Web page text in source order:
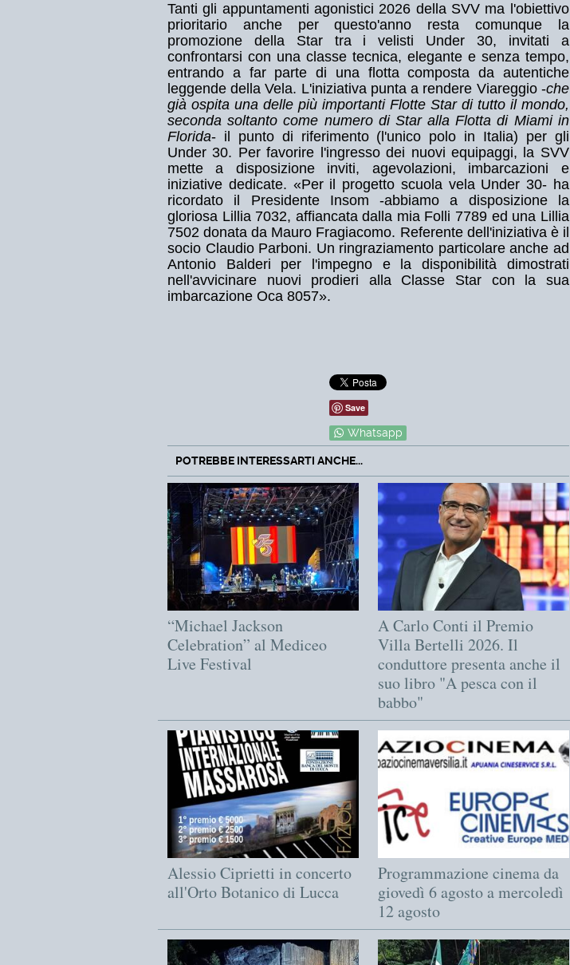
Tanti gli appuntamenti agonistici 2026 della SVV ma l'obiettivo
prioritario anche per questo'anno resta comunque la
promozione della Star tra i velisti Under 30, invitati a
confrontarsi con una classe tecnica, elegante e senza tempo,
entrando a far parte di una flotta composta da autentiche
leggende della Vela. L'iniziativa punta a rendere Viareggio -che
già ospita una delle più importanti Flotte Star di tutto il mondo,
seconda soltanto come numero di Star alla Flotta di Miami in
Florida- il punto di riferimento (l'unico polo in Italia) per gli
Under 30. Per favorire l'ingresso dei nuovi equipaggi, la SVV
mette a disposizione inviti, agevolazioni, imbarcazioni e
iniziative dedicate. «Per il progetto scuola vela Under 30- ha
ricordato il Presidente Insom -abbiamo a disposizione la
gloriosa Lillia 7032, affiancata dalla mia Folli 7789 ed una Lillia
7502 donata da Mauro Fragiacomo. Referente dell'iniziativa è il
socio Claudio Parboni. Un ringraziamento particolare anche ad
Antonio Balderi per l'impegno e la disponibilità dimostrati
nell'avvicinare nuovi prodieri alla Classe Star con la sua
imbarcazione Oca 8057».
Save
Whatsapp
POTREBBE INTERESSARTI ANCHE...
“Michael Jackson
Celebration” al Mediceo
Live Festival
A Carlo Conti il Premio
Villa Bertelli 2026. Il
conduttore presenta anche il
suo libro "A pesca con il
babbo"
Alessio Ciprietti in concerto
all'Orto Botanico di Lucca
Programmazione cinema da
giovedì 6 agosto a mercoledì
12 agosto